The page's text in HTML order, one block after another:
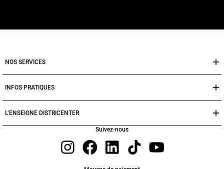
NOS SERVICES
INFOS PRATIQUES
L’ENSEIGNE DISTRICENTER
Suivez-nous